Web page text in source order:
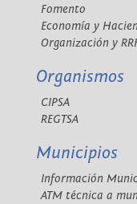
Fomento
Economía y
Organización y
Organismos
CIPSA
REGTSA
Municipios
Información
ATM técnica a